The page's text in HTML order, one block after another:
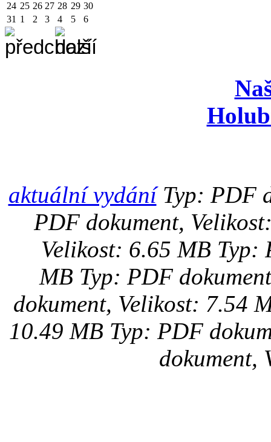
24 25 26 27 28 29 30
31 1 2 3 4 5 6
aktuální vydáníTyp: PDF
PDF dokument,
Velikost: 6.65 MB Typ:
MB Typ: PDF
dokument, Velikost: 7.54
10.49 MB Typ: PDF
dokument,